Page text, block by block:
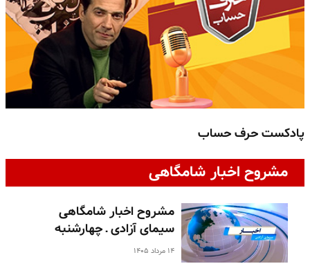
پادکست حرف حساب
مشروح اخبار شامگاهی
مشروح اخبار شامگاهی
سیمای آزادی ـ چهارشنبه
۱۴ مرداد ۱۴۰۵